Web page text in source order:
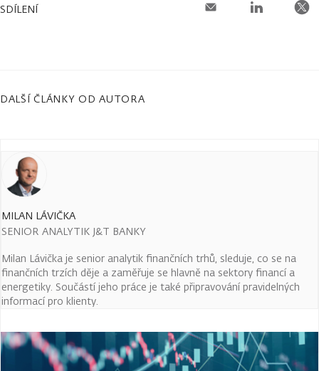
SDÍLENÍ
DALŠÍ ČLÁNKY OD AUTORA
MILAN LÁVIČKA
SENIOR ANALYTIK J&T BANKY
Milan Lávička je senior analytik finančních trhů, sleduje, co se na
finančních trzích děje a zaměřuje se hlavně na sektory financí a
energetiky. Součástí jeho práce je také připravování pravidelných
informací pro klienty.